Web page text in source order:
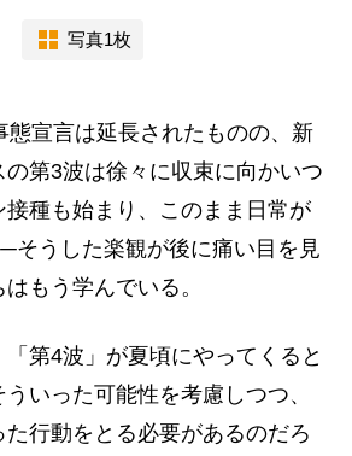
写真1枚
宣言は延長されたものの、新
第3波は徐々に収束に向かいつ
種も始まり、このまま日常が
そうした楽観が後に痛い目を見
もう学んでいる。
第4波」が夏頃にやってくると
いった可能性を考慮しつつ、
行動をとる必要があるのだろ